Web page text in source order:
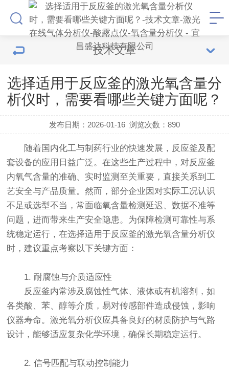
技术文章
选择适用于反应釜的激光氧含量分
析仪时，需要看哪些关键方面呢？
发布日期：2026-01-16 浏览次数：890
随着国内化工与制药行业的快速发展，反应釜及配
套设备的应用日益广泛。在这些生产过程中，对反应釜
内氧气含量的准确、实时监测至关重要，直接关系到工
艺安全与产品质量。然而，部分企业因对实际工况认识
不足或选型不当，常面临氧含量检测延迟、数据不准等
问题，进而带来生产安全隐患。为保障检测可靠性与系
统稳定运行，在选择适用于反应釜的激光氧含量分析仪
时，建议重点考察以下关键方面：
1. 耐腐蚀与介质适应性
反应釜内常涉及腐蚀性气体、液体或有机溶剂，如
各类酸、苯、醇等介质，易对传感部件造成侵蚀，影响
仪器寿命。激光氧分析仪应具备良好的材质防护与气路
设计，能够适应复杂化学环境，确保长期稳定运行。
2. 信号匹配与联动控制能力